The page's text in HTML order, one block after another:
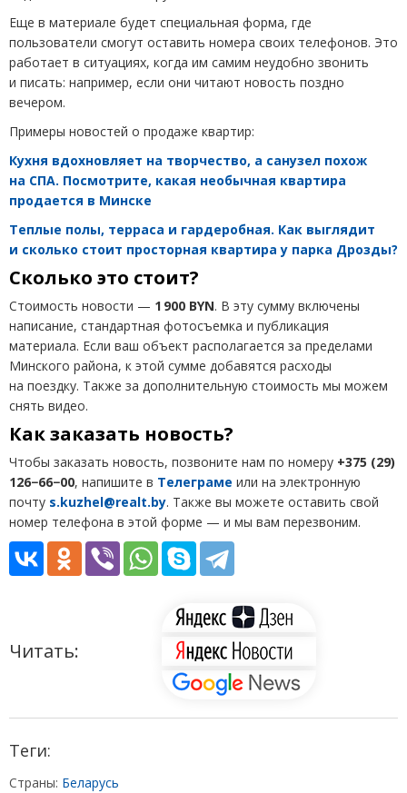
Еще в материале будет специальная форма, где
пользователи смогут оставить номера своих телефонов. Это
работает в ситуациях, когда им самим неудобно звонить
и писать: например, если они читают новость поздно
вечером.
Примеры новостей о продаже квартир:
Кухня вдохновляет на творчество, а санузел похож
на СПА. Посмотрите, какая необычная квартира
продается в Минске
Теплые полы, терраса и гардеробная. Как выглядит
и сколько стоит просторная квартира у парка Дрозды?
Сколько это стоит?
Стоимость новости — 1 900 BYN. В эту сумму включены
написание, стандартная фотосъемка и публикация
материала. Если ваш объект располагается за пределами
Минского района, к этой сумме добавятся расходы
на поездку. Также за дополнительную стоимость мы можем
снять видео.
Как заказать новость?
Чтобы заказать новость, позвоните нам по номеру +375 (29)
126−66−00, напишите в Телеграме или на электронную
почту s.kuzhel@realt.by. Также вы можете оставить свой
номер телефона в этой форме — и мы вам перезвоним.
Читать:
Теги:
Страны: Беларусь